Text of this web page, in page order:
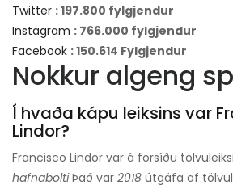
Twitter : 197.800 fylgjendur
Instagram : 766.000 fylgjendur
Facebook : 150.614 Fylgjendur
Nokkur algeng
Í hvaða kápu leiksins var
Lindor?
Francisco Lindor var á forsíðu
hafnaboltiÞað var 2018 útgáfa af